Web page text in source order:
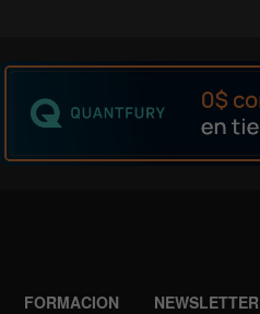
FORMACION NEWSLETTER